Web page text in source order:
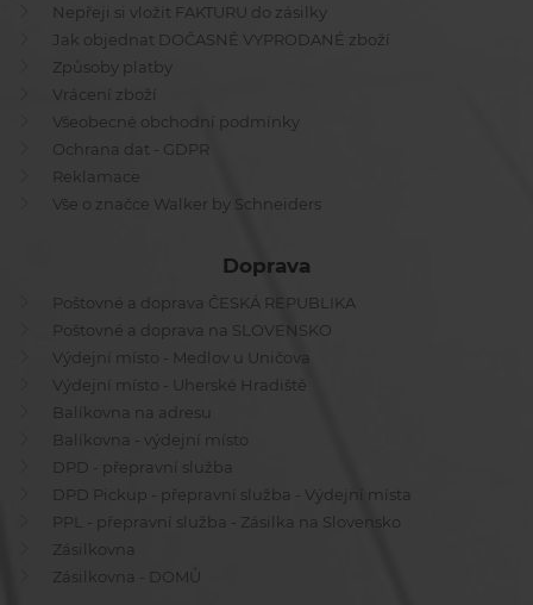
Nepřeji si vložit FAKTURU do zásilky
Jak objednat DOČASNĚ VYPRODANÉ zboží
Způsoby platby
Vrácení zboží
Všeobecné obchodní podmínky
Ochrana dat - GDPR
Reklamace
Vše o značce Walker by Schneiders
Doprava
Poštovné a doprava ČESKÁ REPUBLIKA
Poštovné a doprava na SLOVENSKO
Výdejní místo - Medlov u Uničova
Výdejní místo - Uherské Hradiště
Balíkovna na adresu
Balíkovna - výdejní místo
DPD - přepravní služba
DPD Pickup - přepravní služba - Výdejní místa
PPL - přepravní služba - Zásilka na Slovensko
Zásilkovna
Zásilkovna - DOMŮ